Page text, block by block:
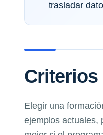
trasladar
Criterios
Elegir una
ejemplos actuales,